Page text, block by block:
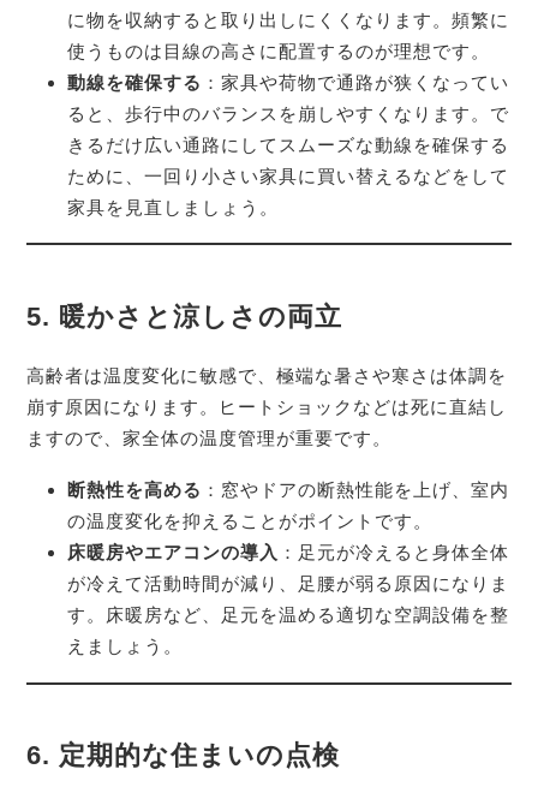
に物を収納すると取り出しにくくなります。頻繁に
使うものは目線の高さに配置するのが理想です。
動線を確保する ：家具や荷物で通路が狭くなってい
ると、歩行中のバランスを崩しやすくなります。で
きるだけ広い通路にしてスムーズな動線を確保する
ために、一回り小さい家具に買い替えるなどをして
家具を見直しましょう。
5. 暖かさと涼しさの両立
高齢者は温度変化に敏感で、極端な暑さや寒さは体調を
崩す原因になります。ヒートショックなどは死に直結し
ますので、家全体の温度管理が重要です。
断熱性を高める ：窓やドアの断熱性能を上げ、室内
の温度変化を抑えることがポイントです。
床暖房やエアコンの導入 ：足元が冷えると身体全体
が冷えて活動時間が減り、足腰が弱る原因になりま
す。床暖房など、足元を温める適切な空調設備を整
えましょう。
6. 定期的な住まいの点検